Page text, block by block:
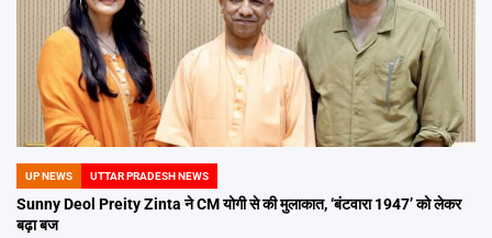
POSTED
IN
UP NEWS UTTAR PRADESH NEWS
Sunny Deol Preity Zinta ने CM योगी से की मुलाकात, ‘बंटवारा 1947’ को लेकर
बढ़ा बज